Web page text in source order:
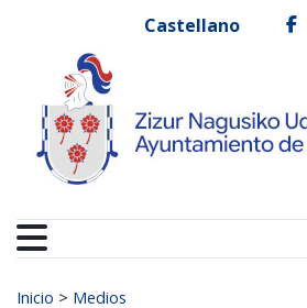
Castellano
Buscar:
Inicio > Medios